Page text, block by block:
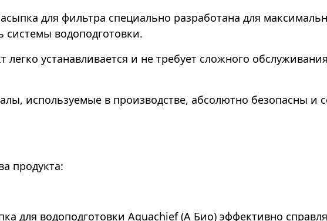
для фильтра специально разработана для
системы водоподготовки.
устанавливается и не требует сложного
используемые в производстве, абсолютно безопасны и
продукта:
для водоподготовки Aquachief (A Био) эффективно